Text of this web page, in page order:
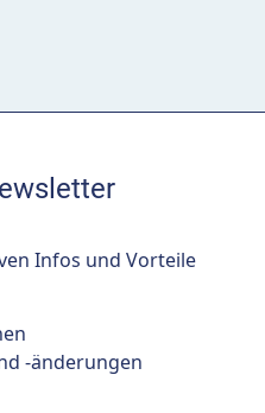
Infos und Vorteile
-änderungen